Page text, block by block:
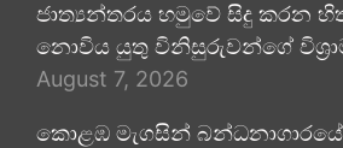
ජාත්‍යන්තරය හමුවේ සිදු කරන
නොවිය යුතු විනිසුරුවන්ගේ
August 7, 2026
කොළඹ මැගසින් බන්ධනාගාරයේ